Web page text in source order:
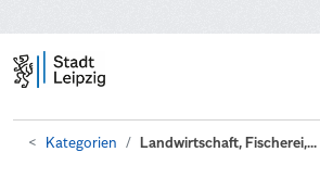
Kategorien Landwirtschaft, Fischerei,...